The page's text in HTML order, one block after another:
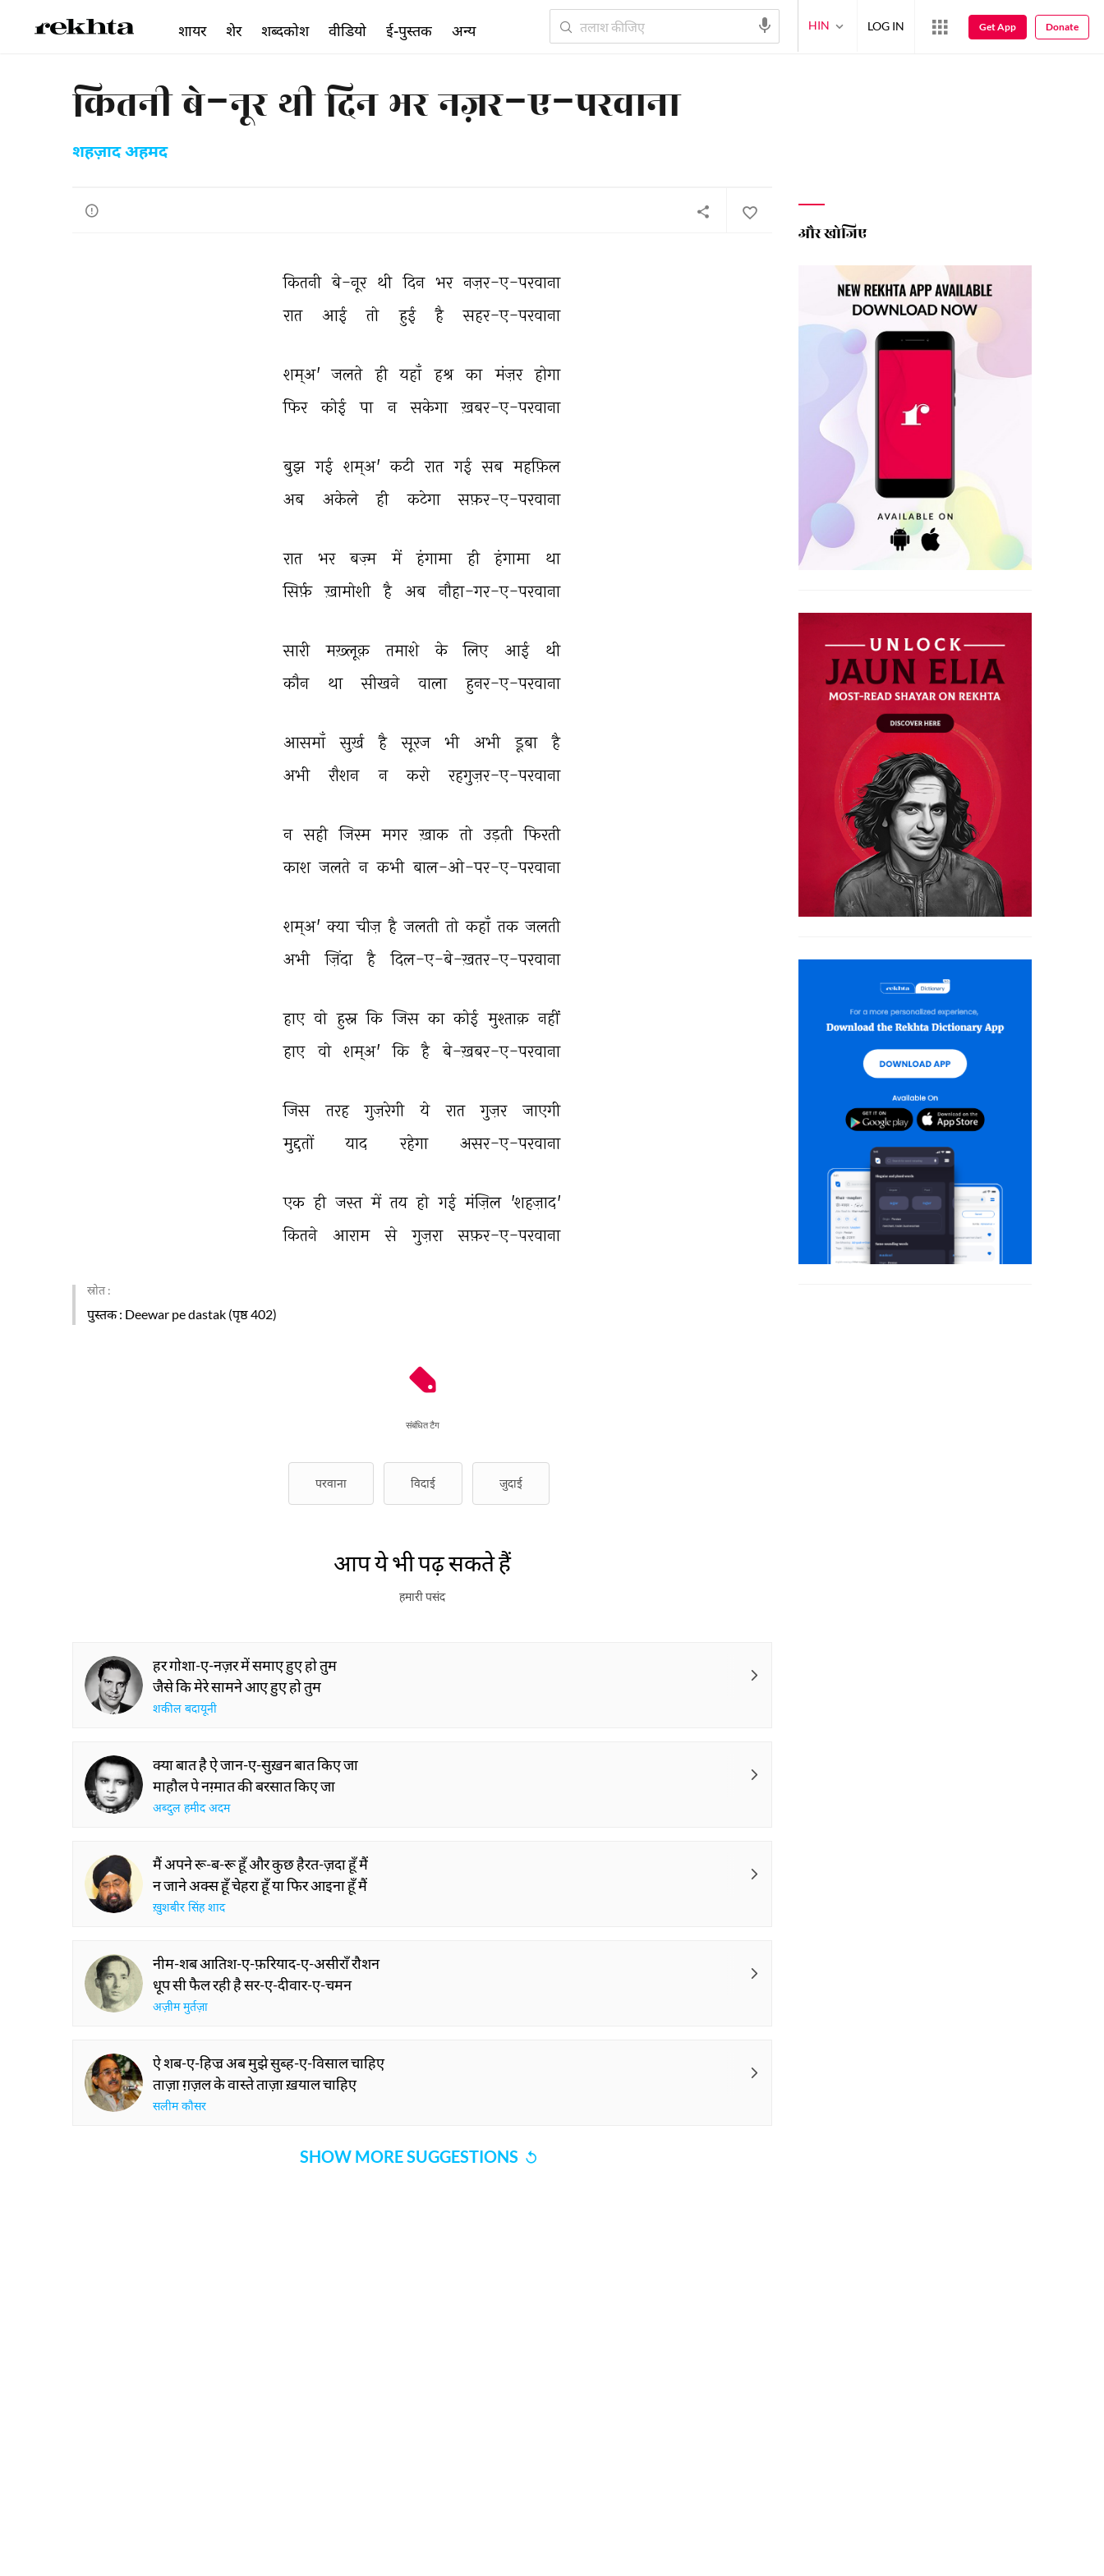
कितनी बे-नूर थी दिन भर नज़र-ए-परवाना
शहज़ाद अहमद
कितनी बे-नूर थी दिन भर नज़र-ए-परवाना
रात
आई तो हुई है सहर-ए-परवाना
शम्अ' जलते ही यहाँ हश्र का मंज़र होगा
फिर
कोई पा न सकेगा ख़बर-ए-परवाना
बुझ गई शम्अ' कटी रात गई सब महफ़िल
अब
अकेले ही कटेगा सफ़र-ए-परवाना
रात भर बज़्म में हंगामा ही हंगामा
था
सिर्फ़ ख़ामोशी है अब नौहा-गर-ए-परवाना
सारी मख़्लूक़ तमाशे के लिए आई
थी
कौन
था सीखने वाला हुनर-ए-परवाना
आसमाँ सुर्ख़ है सूरज भी अभी डूबा
है
अभी
रौशन न करो रहगुज़र-ए-परवाना
न सही जिस्म मगर ख़ाक तो उड़ती फिरती
काश जलते न कभी बाल-ओ-पर-ए-परवाना
शम्अ' क्या चीज़ है जलती तो कहाँ तक जलती
अभी
ज़िंदा है दिल-ए-बे-ख़तर-ए-परवाना
हाए वो हुस्न कि जिस का कोई मुश्ताक़ नहीं
हाए वो शम्अ' कि है बे-ख़बर-ए-परवाना
जिस तरह गुज़रेगी ये रात गुज़र
जाएगी
मुद्दतों
याद रहेगा असर-ए-परवाना
एक ही जस्त में तय हो गई मंज़िल 'शहज़ाद'
कितने
आराम से गुज़रा सफ़र-ए-परवाना
स्रोत :
पुस्तक: Deewar pe dastak (पृष्ठ 402)
संबंधित टैग
परवाना विदाई जुदाई
आप ये भी पढ़ सकते हैं
हमारी पसंद
हर गोशा-ए-नज़र में समाए हुए हो तुम
जैसे कि मेरे सामने आए हुए हो तुम
शकील बदायूनी
क्या बात है ऐ जान-ए-सुख़न बात किए जा
माहौल पे नग़्मात की बरसात किए जा
अब्दुल हमीद अदम
मैं अपने रू-ब-रू हूँ और कुछ हैरत-ज़दा हूँ मैं
न जाने अक्स हूँ चेहरा हूँ या फिर आइना हूँ मैं
ख़ुशबीर सिंह शाद
नीम-शब आतिश-ए-फ़रियाद-ए-असीराँ रौशन
धूप सी फैल रही है सर-ए-दीवार-ए-चमन
अज़ीम मुर्तज़ा
ऐ शब-ए-हिज्र अब मुझे सुब्ह-ए-विसाल चाहिए
ताज़ा ग़ज़ल के वास्ते ताज़ा ख़याल चाहिए
सलीम कौसर
SHOW MORE SUGGESTIONS
और खोजिए
शायर शेर शब्दकोश वीडियो ई-पुस्तक अन्य HIN LOG IN Get App Donate